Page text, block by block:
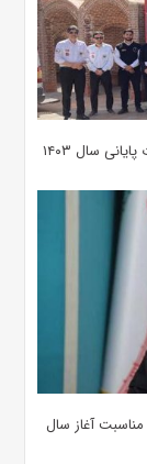
سال ۱۴۰۳
آغاز سال